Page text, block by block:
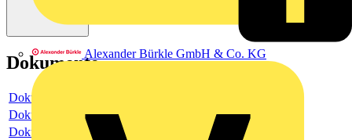
Alexander Bürkle GmbH & Co. KG
Dokumente
Dokument
Dokument
Dokument